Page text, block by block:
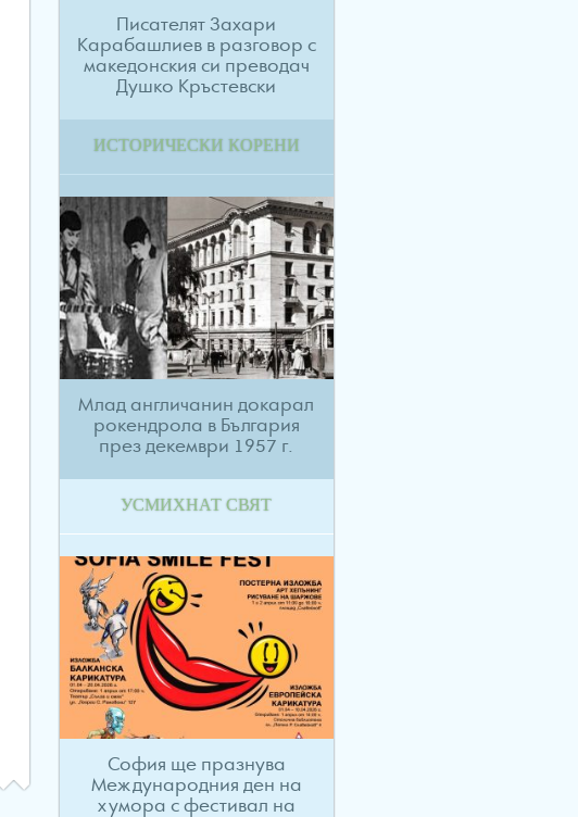
Писателят Захари
Карабашлиев в разговор с
македонския си преводач
Душко Кръстевски
ИСТОРИЧЕСКИ КОРЕНИ
Млад англичанин докарал
рокендрола в България
през декември 1957 г.
УСМИХНАТ СВЯТ
София ще празнува
Международния ден на
хумора с фестивал на